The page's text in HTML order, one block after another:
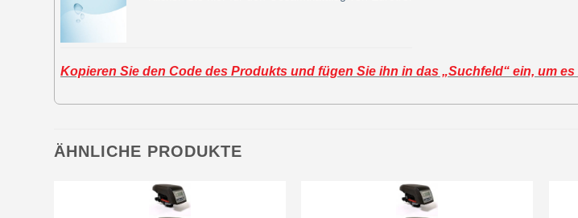
Kopieren Sie den Code des Produkts und fügen Sie ihn in das „Suchfeld“ ein, um
ÄHNLICHE PRODUKTE